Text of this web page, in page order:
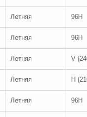
Летняя 96H
Летняя 96H
Летняя V
Летняя H
Летняя 96H